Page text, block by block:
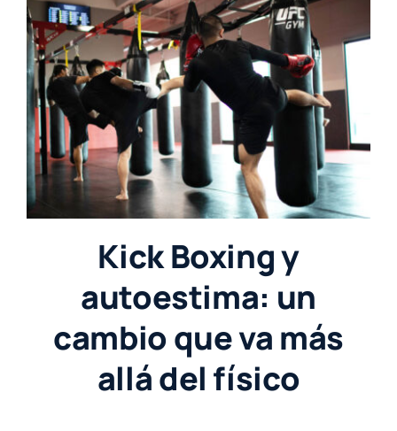
Kick Boxing y
autoestima: un
cambio que va más
allá del físico